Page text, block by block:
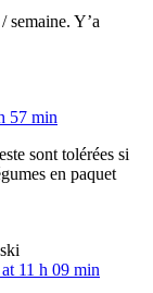
semaine. Y’a
57 min
sont tolérées si
en paquet
11 h 09 min